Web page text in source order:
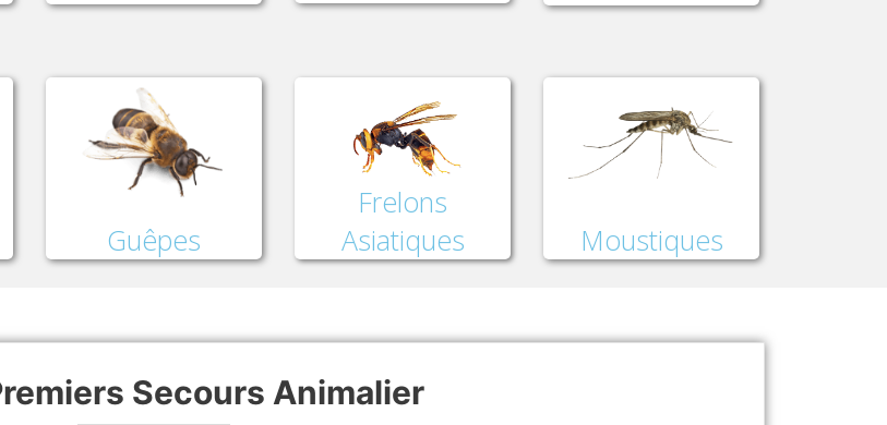
Guêpes
Frelons
Asiatiques
Moustiques
Secours Animalier